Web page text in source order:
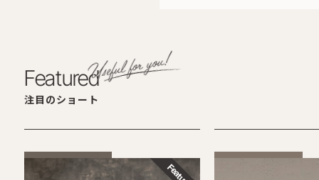
Featured
注目のショート